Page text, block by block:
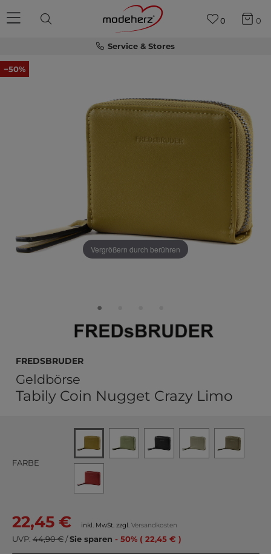
Service & Stores
0 0
−50%
Vergrößern durch berühren
FREDsBRUDER
Geldbörse
Tabily Coin Nugget Crazy Limo
FARBE
22,45 € inkl. MwSt. zzgl. Versandkosten
UVP: 44,90 €/Sie sparen - 50% ( 22,45 € )